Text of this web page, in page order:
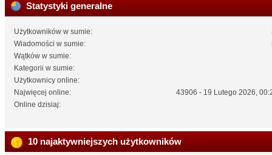
Statystyki generalne
Użytkowników w sumie:
Wiadomości w sumie:
Wątków w sumie:
Kategorii w sumie:
Użytkownicy online:
Najwięcej online:
43906 - 19 Lutego 2026,
Online dzisiaj:
10 najaktywniejszych użytkowników